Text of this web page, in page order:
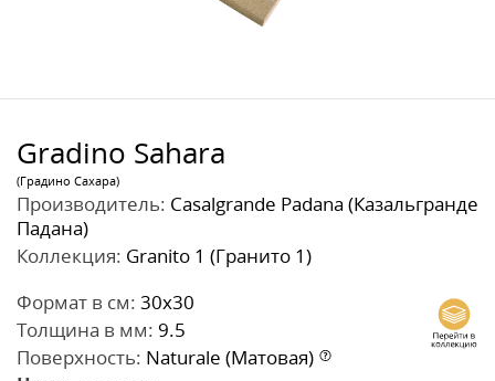
Gradino Sahara
(Градино Сахара)
Производитель: Casalgrande Padana (Казальгранде
Падана)
Коллекция: Granito 1 (Гранито 1)
Формат в см: 30x30
Толщина в мм: 9.5
Поверхность: Naturale (Матовая)